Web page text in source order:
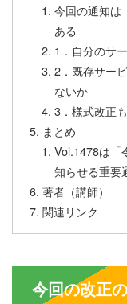
今回の通知は
ある
1．自分のサ
2．既存サー
ないか
3．様式改正
まとめ
Vol.1478は「
知らせる重要
著者（講師）
関連リンク
今回の改正